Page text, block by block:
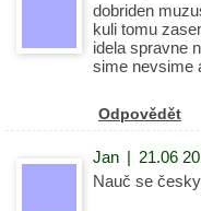
dobriden
kuli tomu
idela spravne
sime nevsime
Odpovědět
Jan | 21.06
Nauč se